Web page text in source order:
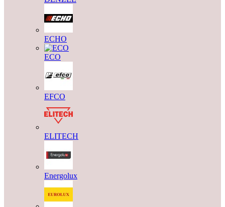
ECHO
ECO
EFCO
ELITECH
Energolux